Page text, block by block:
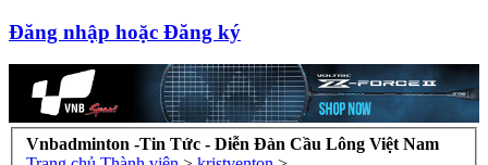
Đăng nhập hoặc Đăng ký
Vnbadminton -Tin Tức - Diễn Đàn Cầu Lông Việt Nam